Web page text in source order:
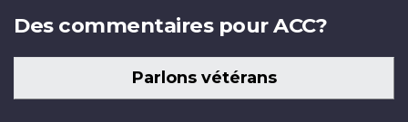
Des commentaires pour ACC?
Parlons vétérans